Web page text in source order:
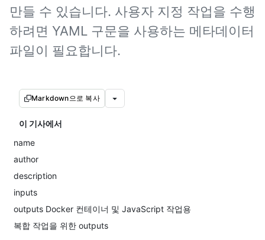
만들 수 있습니다. 사용자 지정 작업을 수행
하려면 YAML 구문을 사용하는 메타데이터
파일이 필요합니다.
Markdown으로 복사
이 기사에서
name
author
description
inputs
outputs Docker 컨테이너 및 JavaScript 작업용
복합 작업을 위한 outputs